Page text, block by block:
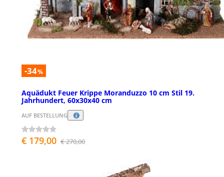
-34%
Aquädukt Feuer Krippe Moranduzzo 10 cm Stil 19.
Jahrhundert, 60x30x40 cm
AUF BESTELLUNG
€ 179,00 € 270,00